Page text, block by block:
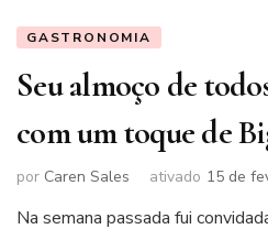
GASTRONOMIA
Seu almoço de
com um toque de
por Caren Sales ativado 15 de
Na semana passada fui